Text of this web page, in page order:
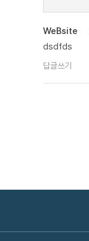
WeBsite
dsdfds
답글쓰기